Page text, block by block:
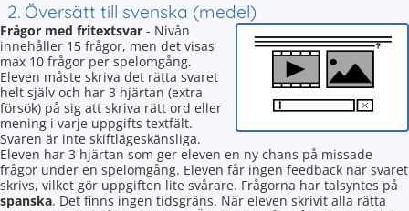
2. Översätt till svenska (medel)
Frågor med fritextsvar - Nivån
innehåller 15 frågor, men det visas
max 10 frågor per spelomgång.
Eleven måste skriva det rätta svaret
helt själv och har 3 hjärtan (extra
försök) på sig att skriva rätt ord eller
mening i varje uppgifts textfält.
Svaren är inte skiftlägeskänsliga.
Eleven har 3 hjärtan som ger eleven en ny chans på missade
frågor under en spelomgång. Eleven får ingen feedback när svaret
skrivs, vilket gör uppgiften lite svårare. Frågorna har talsyntes på
spanska. Det finns ingen tidsgräns. När eleven skrivit alla rätta